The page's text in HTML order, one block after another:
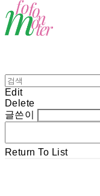
Edit
Delete
글쓴이
Return To List